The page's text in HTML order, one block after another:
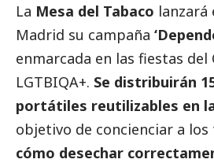
La Mesa del Tabaco lanzará
Madrid su campaña
enmarcada en las fiestas del
LGTBIQA+. Se distribuirán
portátiles reutilizables en
objetivo de concienciar a
cómo desechar